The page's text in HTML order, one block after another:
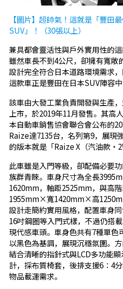
【圖片】超帥氣！這就是「豐田
SUV」！（30張以上）
兼具都會靈活性與戶外實用性的
雖然車長不到4公尺，卻擁有寬敞
設計完全符合日本道路環境需求
這款車正是豐田在日本SUV陣容
該車由大發工業負責開發與生產
上市，於2019年11月發售。其高
本自動車銷售協會聯合會公布的
Raize達7135台，名列第9，展現
的版本就是「Raize X（汽油款・
此車雖是入門等級，卻配備必要
族群青睞。車身尺寸為全長
1620mm，軸距2525mm，與高
1955mm×寬1420mm×高
設計走簡約實用風格，配置車身同
16吋鋼圈等入門式樣，不過仍搭
現代感車頭。車身色共有7種單色
以黑色為基調，展現沉穩氛圍。
結合清晰的指針式與LCD多功能
計，採布質椅套，後排支援6：4
物品載運需求。